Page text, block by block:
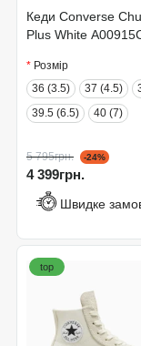
Кеди Converse
Plus White
Розмір
36 (3.5)
37 (4.5)
39.5 (6.5)
40 (7)
5 795грн. -24%
4 399грн.
Швидке
top